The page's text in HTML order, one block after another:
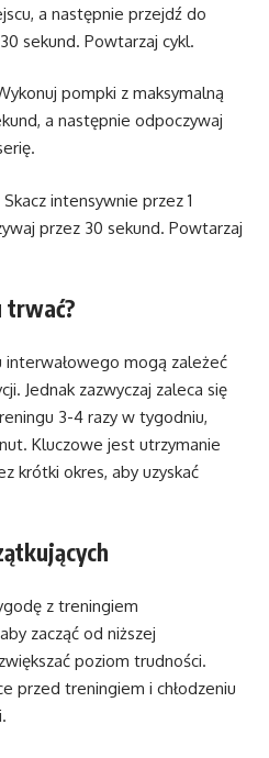
a następnie przejdź do
sekund. Powtarzaj cykl.
pompki z maksymalną
a następnie odpoczywaj
Skacz intensywnie przez 1
przez 30 sekund. Powtarzaj
trwać?
interwałowego mogą zależeć
Jednak zazwyczaj zaleca się
3-4 razy w tygodniu,
Kluczowe jest utrzymanie
krótki okres, aby uzyskać
z treningiem
zacząć od niższej
poziom trudności.
przed treningiem i chłodzeniu